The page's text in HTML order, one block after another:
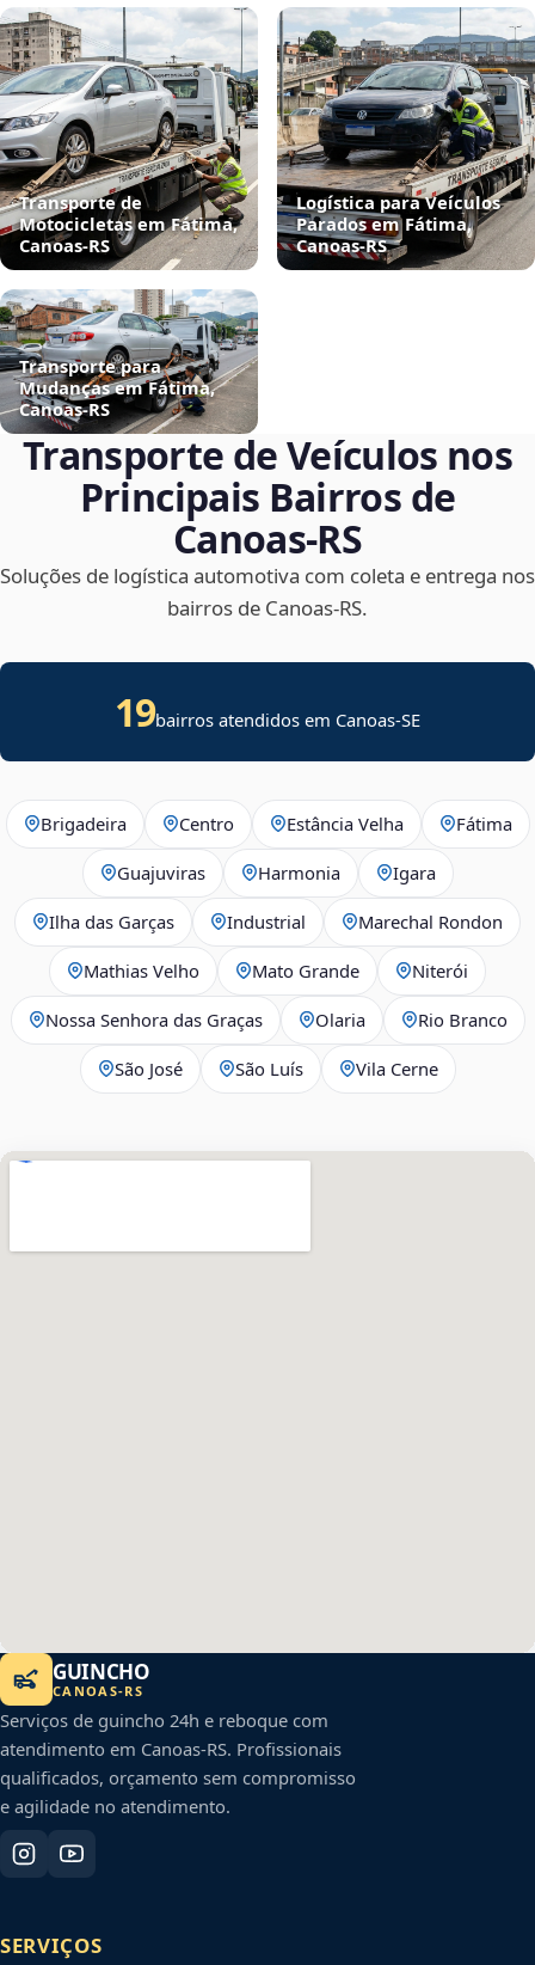
Transporte de
Motocicletas em Fátima,
Canoas‑RS
Logística para Veículos
Parados em Fátima,
Canoas‑RS
Transporte para
Mudanças em Fátima,
Canoas‑RS
Transporte de Veículos nos
Principais Bairros de
Canoas‑RS
Soluções de logística automotiva com coleta e entrega nos
bairros de Canoas‑RS.
19bairros atendidos em Canoas-SE
Brigadeira Centro Estância Velha Fátima
Guajuviras Harmonia Igara
Ilha das Garças Industrial Marechal Rondon
Mathias Velho Mato Grande Niterói
Nossa Senhora das Graças Olaria Rio Branco
São José São Luís Vila Cerne
GUINCHO
CANOAS-RS
Serviços de guincho 24h e reboque com
atendimento em Canoas-RS. Profissionais
qualificados, orçamento sem compromisso
e agilidade no atendimento.
SERVIÇOS